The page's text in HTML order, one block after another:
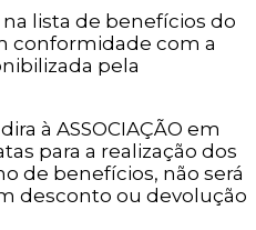
lista de benefícios do
conformidade com a
pela
à ASSOCIAÇÃO em
para a realização dos
de benefícios, não será
desconto ou devolução